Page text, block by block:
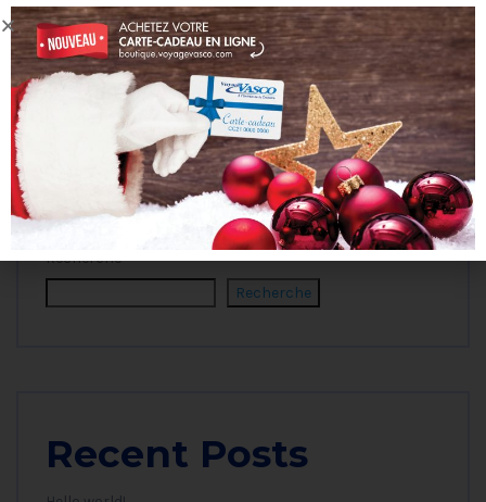
Recherche
Recherche
Recent Posts